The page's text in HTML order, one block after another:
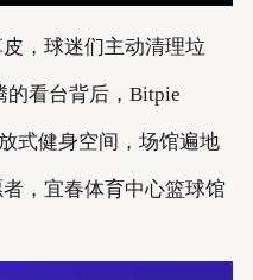
，球迷们主动清理垃
的看台背后，Bitpie
式健身空间，场馆遍地
，宜春体育中心篮球馆